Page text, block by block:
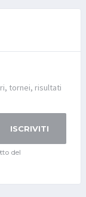
tornei, risultati
ISCRIVITI
del